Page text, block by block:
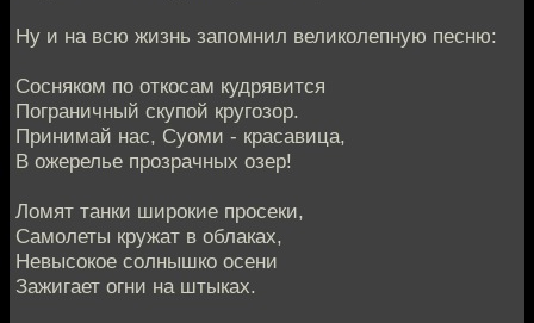
Ну и на всю жизнь запомнил великолепную песню:
Сосняком по откосам кудрявится
Пограничный скупой кругозор.
Принимай нас, Суоми - красавица,
В ожерелье прозрачных озер!
Ломят танки широкие просеки,
Самолеты кружат в облаках,
Невысокое солнышко осени
Зажигает огни на штыках.